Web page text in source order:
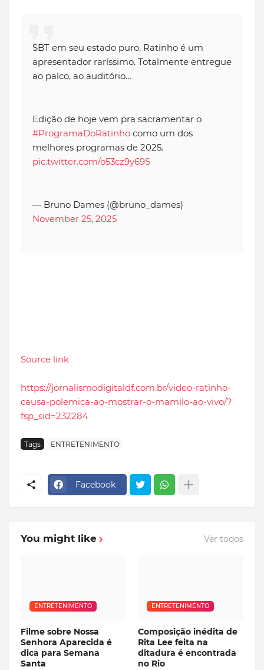
SBT em seu estado puro. Ratinho é um
apresentador raríssimo. Totalmente entregue
ao palco, ao auditório…
Edição de hoje vem pra sacramentar o
#ProgramaDoRatinho como um dos
melhores programas de 2025.
pic.twitter.com/o53cz9y69S
— Bruno Dames (@bruno_dames)
November 25, 2025
Source link
https://jornalismodigitaldf.com.br/video-ratinho-
causa-polemica-ao-mostrar-o-mamilo-ao-vivo/?
fsp_sid=232284
Tags ENTRETENIMENTO
Facebook
You might like Ver todos
ENTRETENIMENTO
Filme sobre Nossa
Senhora Aparecida é
dica para Semana
Santa
ENTRETENIMENTO
Composição inédita de
Rita Lee feita na
ditadura é encontrada
no Rio